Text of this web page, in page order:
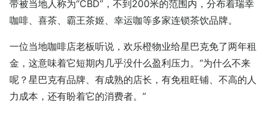
带被当地人称为“CBD”，不到200米的范围内，分布着瑞幸
咖啡、喜茶、霸王茶姬、幸运咖等多家连锁茶饮品牌。
一位当地咖啡店老板听说，欢乐橙物业给星巴克免了两年租
金，这意味着它短期内几乎没什么盈利压力。“为什么不来
呢？星巴克有品牌、有成熟的店长，有免租旺铺、不高的人
力成本，还有盼着它的消费者。”